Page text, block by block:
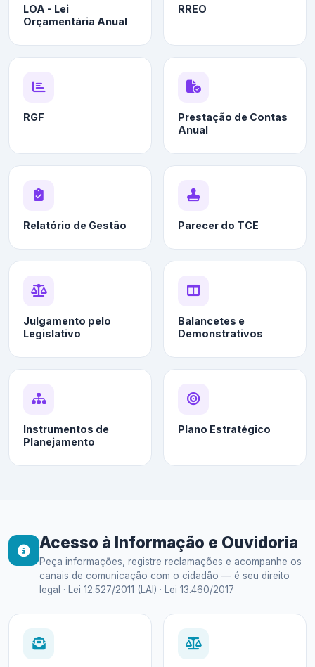
LOA - Lei
Orçamentária Anual
RREO
RGF
Prestação de Contas
Anual
Relatório de Gestão Parecer do TCE
Julgamento pelo
Legislativo
Balancetes e
Demonstrativos
Instrumentos de
Planejamento
Plano Estratégico
Acesso à Informação e Ouvidoria
Peça informações, registre reclamações e acompanhe os
canais de comunicação com o cidadão — é seu direito
legal · Lei 12.527/2011 (LAI) · Lei 13.460/2017